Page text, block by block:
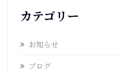
カテゴリー
お知らせ
ブログ